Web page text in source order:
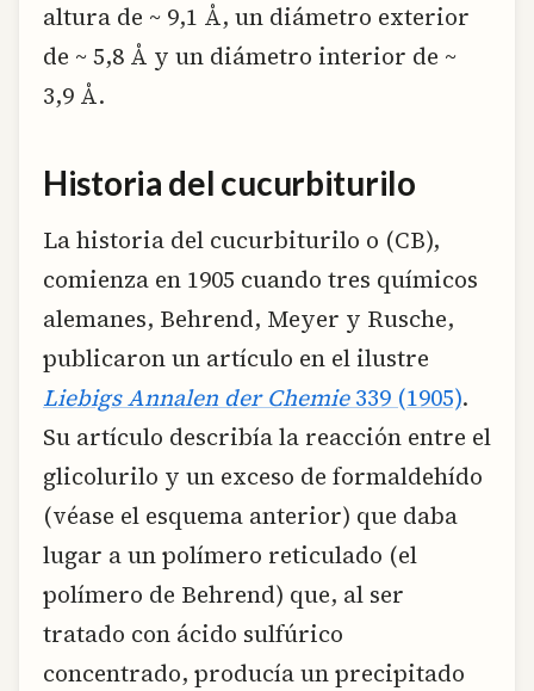
altura de ~ 9,1 Å, un diámetro exterior
de ~ 5,8 Å y un diámetro interior de ~
3,9 Å.
Historia del cucurbiturilo
La historia del cucurbiturilo o (CB),
comienza en 1905 cuando tres químicos
alemanes, Behrend, Meyer y Rusche,
publicaron un artículo en el ilustre
Liebigs Annalen der Chemie339 (1905).
Su artículo describía la reacción entre el
glicolurilo y un exceso de formaldehído
(véase el esquema anterior) que daba
lugar a un polímero reticulado (el
polímero de Behrend) que, al ser
tratado con ácido sulfúrico
concentrado, producía un precipitado